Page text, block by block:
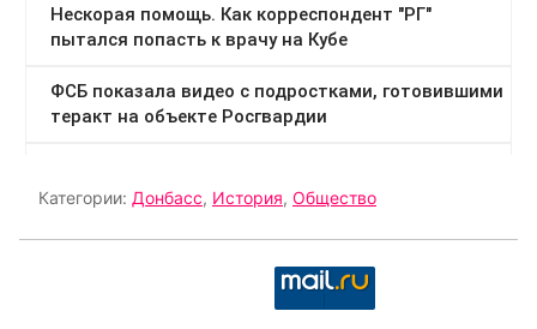
Категории: Донбасс, История, Общество